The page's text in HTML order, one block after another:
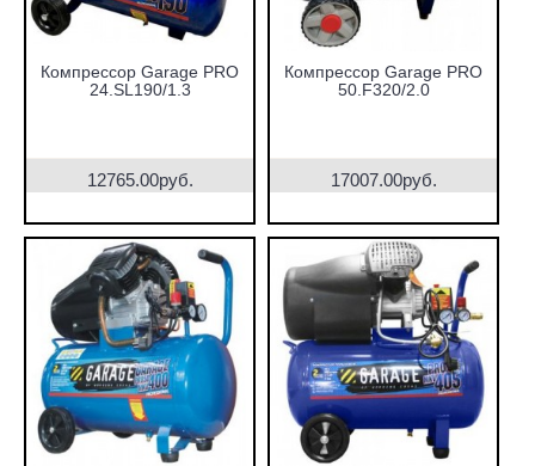
Компрессор Garage PRO
24.SL190/1.3
12765.00руб.
Компрессор Garage PRO
50.F320/2.0
17007.00руб.